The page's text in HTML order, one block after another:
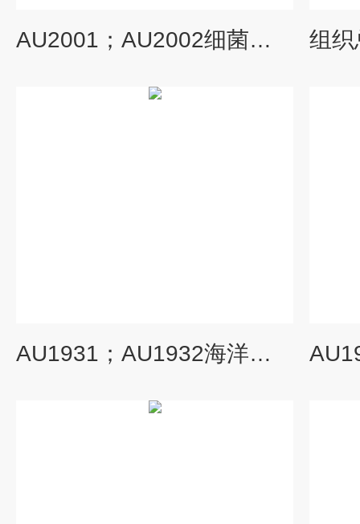
AU2001；AU2002细菌基因组DNA.提取试剂盒(磁珠法)
AU1931；AU1932海洋组织基因组DNA.提取试剂盒（磁珠法）